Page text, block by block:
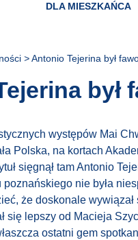
DLA MIESZKAŃCA
> Antonio Tejerina był
był
występów Mai
Polska, na kortach
sięgnął tam Antonio
nie była
że doskonale
się lepszy od Macieja
ostatni gem